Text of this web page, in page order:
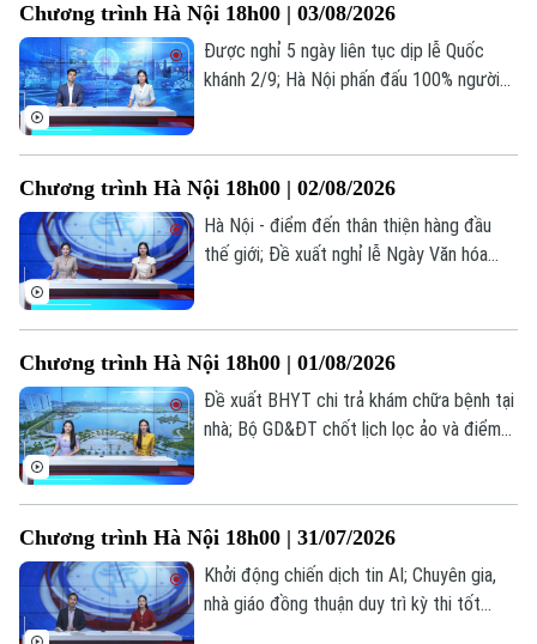
Công nghệ
Ẩm thực
Hồ sơ
Người Việt 4 phương
Tin tức
Cafe sáng
Tài chính Ngân hàng
Doanh nghiệp
Nhà đất
Tin tức
Đầu tư
Căn hộ
Đất đai
Kinh nghiệm
Tàu và Xe
Xe máy
Thị trường
Đánh giá
Giáo dục
Tin tức
Tuyển sinh
Hướng nghiệp
Văn hóa
Tin tức
Di tích
Sức khỏe
Y tế
Dinh dưỡng
Tư vấn sức khỏe
Thể thao
Bóng đá
Quần vợt
Golf
Giải trí
Tin tức
Sao
Điện ảnh
nay.
Chương trình Hà Nội 18h00 | 03/08/2026
Được nghỉ 5 ngày liên tục dịp lễ Quốc
khánh 2/9; Hà Nội phấn đấu 100% người
Chương trình Hà Nội 18h00 | 02/08/2026
Hà Nội - điểm đến thân thiện hàng đầu
thế giới; Đề xuất nghỉ lễ Ngày Văn hóa
bản tin hôm nay.
Chương trình Hà Nội 18h00 | 01/08/2026
Đề xuất BHYT chi trả khám chữa bệnh tại
nhà; Bộ GD&ĐT chốt lịch lọc ảo và điểm
Chương trình Hà Nội 18h00 | 31/07/2026
Khởi động chiến dịch tin AI; Chuyên gia,
nhà giáo đồng thuận duy trì kỳ thi tốt